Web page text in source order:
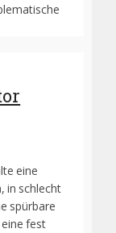
eine
in schlecht
spürbare
fest